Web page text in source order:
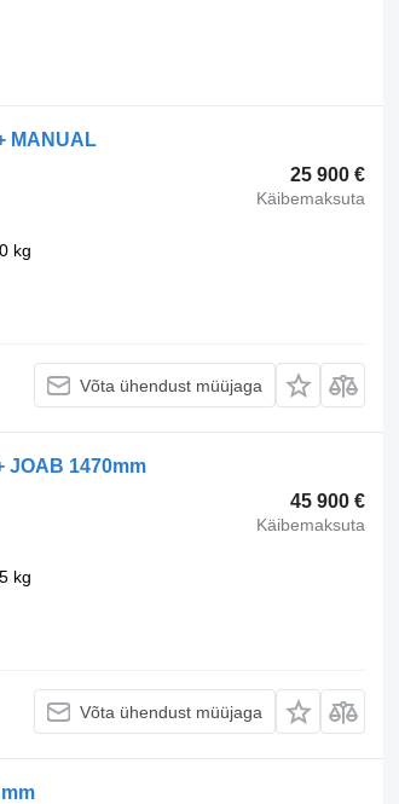
MANUAL
25 900 €
Käibemaksuta
kg
Võta ühendust müüjaga
JOAB 1470mm
45 900 €
Käibemaksuta
kg
Võta ühendust müüjaga